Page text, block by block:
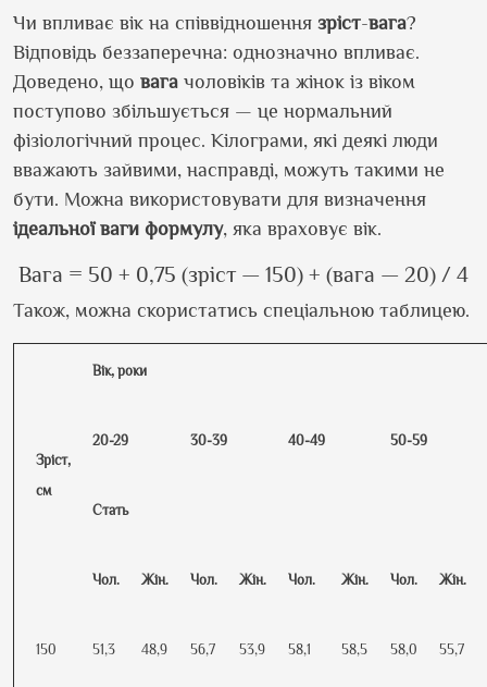
Чи впливає вік на співвідношення зріст-вага?
Відповідь беззаперечна: однозначно впливає.
Доведено, що вага чоловіків та жінок із віком
поступово збільшується — це нормальний
фізіологічний процес. Кілограми, які деякі люди
вважають зайвими, насправді, можуть такими не
бути. Можна використовувати для визначення
ідеальної ваги формулу, яка враховує вік.
Вага = 50 + 0,75 (зріст — 150) + (вага — 20) / 4
Також, можна скористатись спеціальною таблицею.
Зріст,
см
Вік, роки
20-29 30-39 40-49 50-59
Стать
Чол. Жін. Чол. Жін. Чол. Жін. Чол. Жін.
150 51,3 48,9 56,7 53,9 58,1 58,5 58,0 55,7